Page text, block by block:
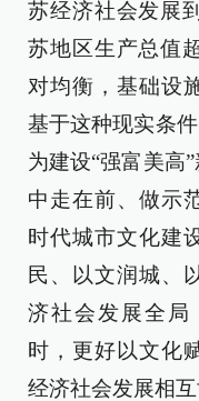
苏经济社会发展
苏地区生产总值
对均衡，基础设
基于这种现实条
为建设“强富美高
中走在前、做示
时代城市文化建
民、以文润城、
济社会发展全局
时，更好以文化
经济社会发展相互